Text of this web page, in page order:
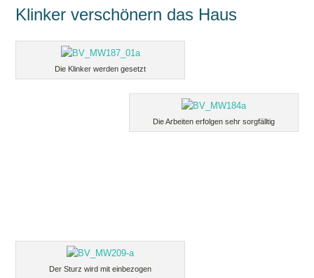
Klinker verschönern das Haus
Die Klinker werden gesetzt
Die Arbeiten erfolgen sehr sorgfälltig
Der Sturz wird mit einbezogen